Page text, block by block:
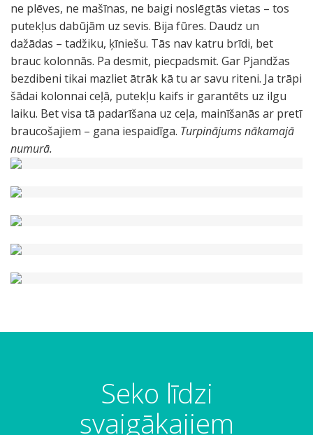
ne plēves, ne mašīnas, ne baigi noslēgtās vietas – tos
putekļus dabūjām uz sevis. Bija fūres. Daudz un
dažādas – tadžiku, ķīniešu. Tās nav katru brīdi, bet
brauc kolonnās. Pa desmit, piecpadsmit. Gar Pjandžas
bezdibeni tikai mazliet ātrāk kā tu ar savu riteni. Ja trāpi
šādai kolonnai ceļā, putekļu kaifs ir garantēts uz ilgu
laiku. Bet visa tā padarīšana uz ceļa, mainīšanās ar pretī
braucošajiem – gana iespaidīga. Turpinājums nākamajā
numurā.
Seko līdzi
svaigākajiem